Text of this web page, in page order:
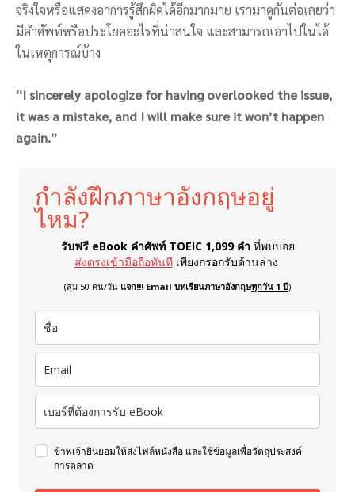
จริงใจหรือแสดงอาการรู้สึกผิดได้อีกมากมาย เรามาดูกันต่อเลยว่า
มีคำศัพท์หรือประโยคอะไรที่น่าสนใจ และสามารถเอาไปในได้
ในเหตุการณ์บ้าง
“I sincerely apologize for having overlooked the issue,
it was a mistake, and I will make sure it won’t happen
again.”
กำลังฝึกภาษาอังกฤษอยู่
ไหม?
รับฟรี eBook คำศัพท์ TOEIC 1,099 คำ ที่พบบ่อย
ส่งตรงเข้ามือถือทันที เพียงกรอกรับด้านล่าง
(สุ่ม 50 คน/วัน แจก!!! Email บทเรียนภาษาอังกฤษทุกวัน 1 ปี)
ข้าพเจ้ายินยอมให้ส่งไฟล์หนังสือ และใช้ข้อมูลเพื่อวัตถุประสงค์
การตลาด